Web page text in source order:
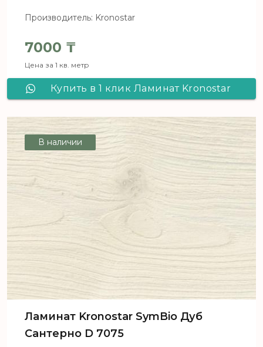
Производитель: Kronostar
7000 ₸
Цена за 1 кв. метр
Купить в 1 клик Ламинат Kronostar
В наличии
Ламинат Kronostar SymBio Дуб
Сантерно D 7075